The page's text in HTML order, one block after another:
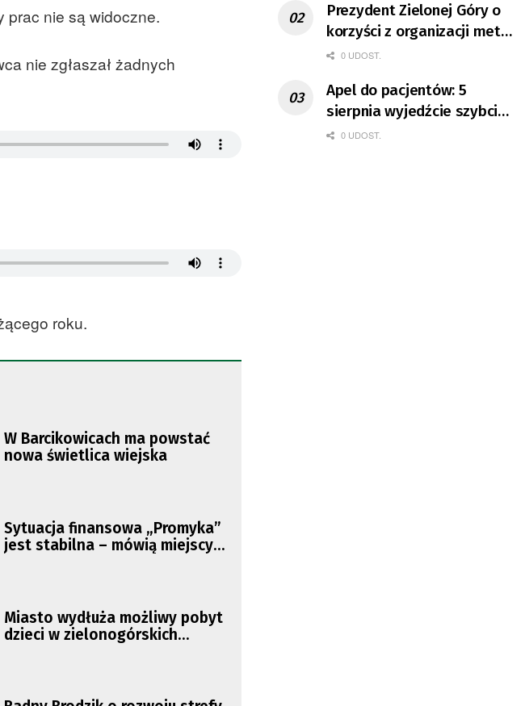
prac nie są widoczne.
nie zgłaszał żadnych
roku.
W Barcikowicach ma powstać
nowa świetlica wiejska
Sytuacja finansowa „Promyka”
jest stabilna – mówią miejscy
Miasto wydłuża możliwy pobyt
dzieci w zielonogórskich
Prezydent Zielonej Góry o
korzyści z organizacji mety
Tour de Pologne
0 UDOST.
Apel do pacjentów: 5
sierpnia wyjedźcie szybciej
z domów
0 UDOST.